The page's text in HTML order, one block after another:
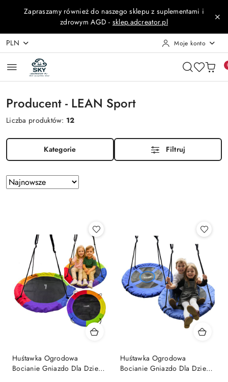
Przejdź do treści głównej
Przejdź do wyszukiwarki
Przejdź do moje konto
Przejdź do menu głównego
Przejdź do stopki
Zapraszamy również do naszego sklepu z suplementami i
zdrowym AGD - sklep.adcreator.pl
PLN Moje konto
Producent - LEAN Sport
Liczba produktów: 12
Kategorie Filtruj
Zastosowano
sortowanie:
Sortuj
według
Huśtawka Ogrodowa
Bocianie Gniazdo Dla Dzieci
Huśtawka Ogrodowa
Bocianie Gniazdo Dla Dzieci